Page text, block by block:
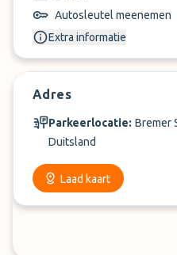
Autosleutel meenemen
Extra informatie
Adres
Parkeerlocatie: Bremer
Duitsland
Laad kaart